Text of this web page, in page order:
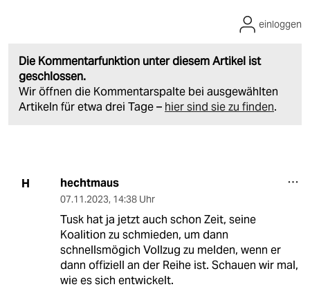
Die Kommentarfunktion unter diesem Artikel ist
geschlossen.
Wir öffnen die Kommentarspalte bei ausgewählten
Artikeln für etwa drei Tage – hier sind sie zu finden.
einloggen
H hechtmaus
07.11.2023, 14:38 Uhr
Tusk hat ja jetzt auch schon Zeit, seine
Koalition zu schmieden, um dann
schnellsmögich Vollzug zu melden, wenn er
dann offiziell an der Reihe ist. Schauen wir mal,
wie es sich entwickelt.